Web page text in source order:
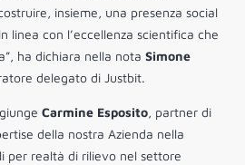
insieme, una presenza social
linea con l’eccellenza scientifica che
ha dichiara nella nota Simone
delegato di Justbit.
Carmine Esposito, partner di
della nostra Azienda nella
per realtà di rilievo nel settore